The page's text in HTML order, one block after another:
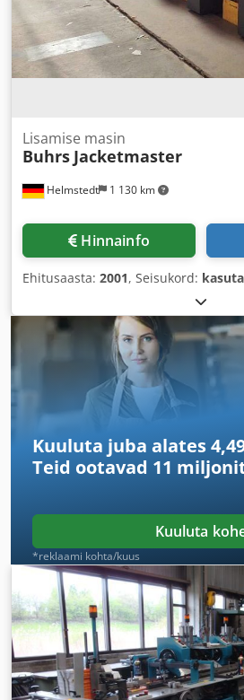
Helmstedt 1 130 km
Lisamise masin
Buhrs Jacketmaster
Hinnainfo
Ehitusaasta: 2001, Seisukord:
Kuuluta juba alates
Teid ootavad 11
Kuuluta
*reklaami kohta/kuus